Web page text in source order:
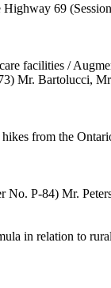
69
facilities /
Mr. Bartolucci,
from the
No. P-84) Mr.
in relation to